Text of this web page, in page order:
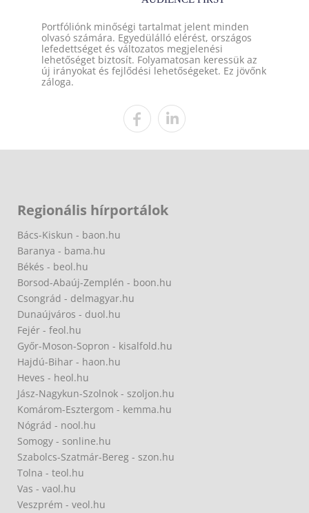
Portfóliónk minőségi tartalmat jelent minden
olvasó számára. Egyedülálló elérést, országos
lefedettséget és változatos megjelenési
lehetőséget biztosít. Folyamatosan keressük az
új irányokat és fejlődési lehetőségeket. Ez jövőnk
záloga.
Regionális hírportálok
Bács-Kiskun - baon.hu
Baranya - bama.hu
Békés - beol.hu
Borsod-Abaúj-Zemplén - boon.hu
Csongrád - delmagyar.hu
Dunaújváros - duol.hu
Fejér - feol.hu
Győr-Moson-Sopron - kisalfold.hu
Hajdú-Bihar - haon.hu
Heves - heol.hu
Jász-Nagykun-Szolnok - szoljon.hu
Komárom-Esztergom - kemma.hu
Nógrád - nool.hu
Somogy - sonline.hu
Szabolcs-Szatmár-Bereg - szon.hu
Tolna - teol.hu
Vas - vaol.hu
Veszprém - veol.hu